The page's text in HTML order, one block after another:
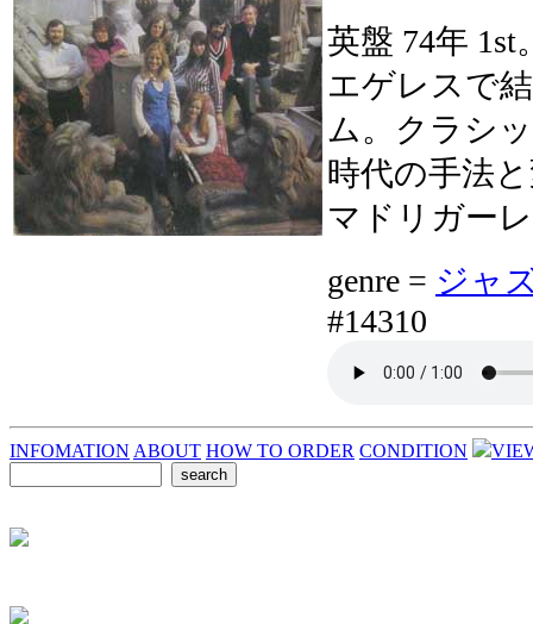
英盤 74年 1st
エゲレスで
ム。クラシ
時代の手法
マドリガー
genre = ジャ
#14310
INFOMATION ABOUT HOW TO ORDER CONDITION